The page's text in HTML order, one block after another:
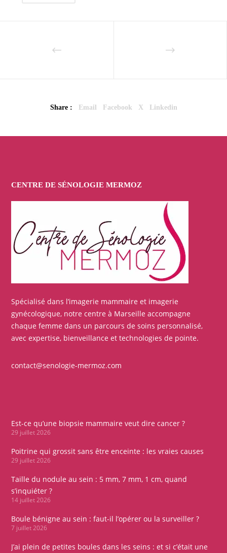
Share : Email Facebook X Linkedin
CENTRE DE SÉNOLOGIE MERMOZ
Spécialisé dans l’imagerie mammaire et imagerie
gynécologique, notre centre à Marseille accompagne
chaque femme dans un parcours de soins personnalisé,
avec expertise, bienveillance et technologies de pointe.
contact@senologie-mermoz.com
Est-ce qu’une biopsie mammaire veut dire cancer ?
29 juillet 2026
Poitrine qui grossit sans être enceinte : les vraies causes
29 juillet 2026
Taille du nodule au sein : 5 mm, 7 mm, 1 cm, quand
s’inquiéter ?
14 juillet 2026
Boule bénigne au sein : faut-il l’opérer ou la surveiller ?
7 juillet 2026
J’ai plein de petites boules dans les seins : et si c’était une